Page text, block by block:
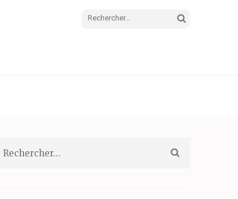
Rechercher :